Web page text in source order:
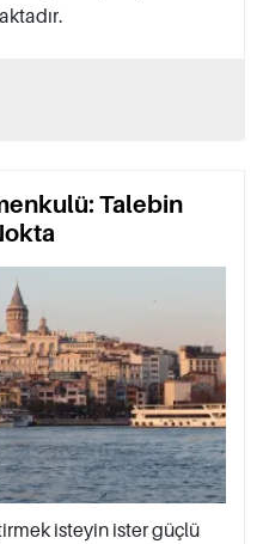
Talebin
isteyin ister güçlü